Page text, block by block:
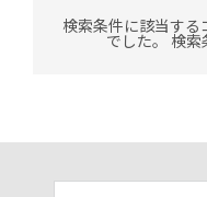
検索条件に該当する
でした。 検索